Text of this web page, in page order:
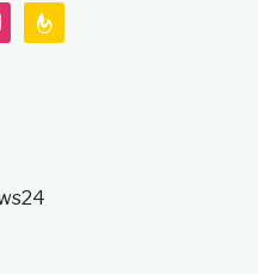
feedburner